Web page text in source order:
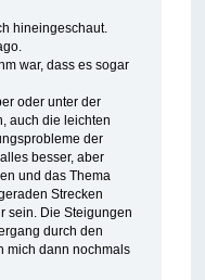
hineingeschaut.
war, dass es sogar
oder unter der
auch die leichten
der
besser, aber
und das Thema
Strecken
sein. Die Steigungen
durch den
mich dann nochmals